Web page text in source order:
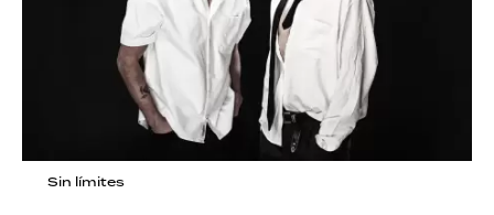
Sin límites